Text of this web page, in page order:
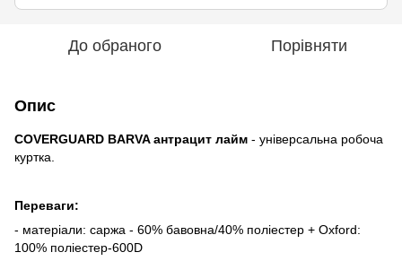
До обраного Порівняти
Опис
COVERGUARD BARVA антрацит лайм - універсальна робоча
куртка.
Переваги:
- матеріали: саржа - 60% бавовна/40% поліестер + Oxford:
100% поліестер-600D